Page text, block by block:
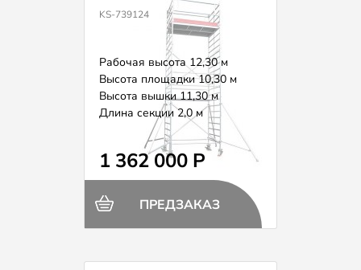
KS-739124
Рабочая высота 12,30 м
Высота площадки 10,30 м
Высота вышки 11,30 м
Длина секции 2,0 м
Вес 335,0 кг
1 362 000 Р
ПРЕДЗАКАЗ